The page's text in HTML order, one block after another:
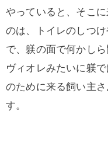
やっていると、そこ
のは、トイレのしつ
で、躾の面で何かし
ヴィオレみたいに躾
のために来る飼い主
す。